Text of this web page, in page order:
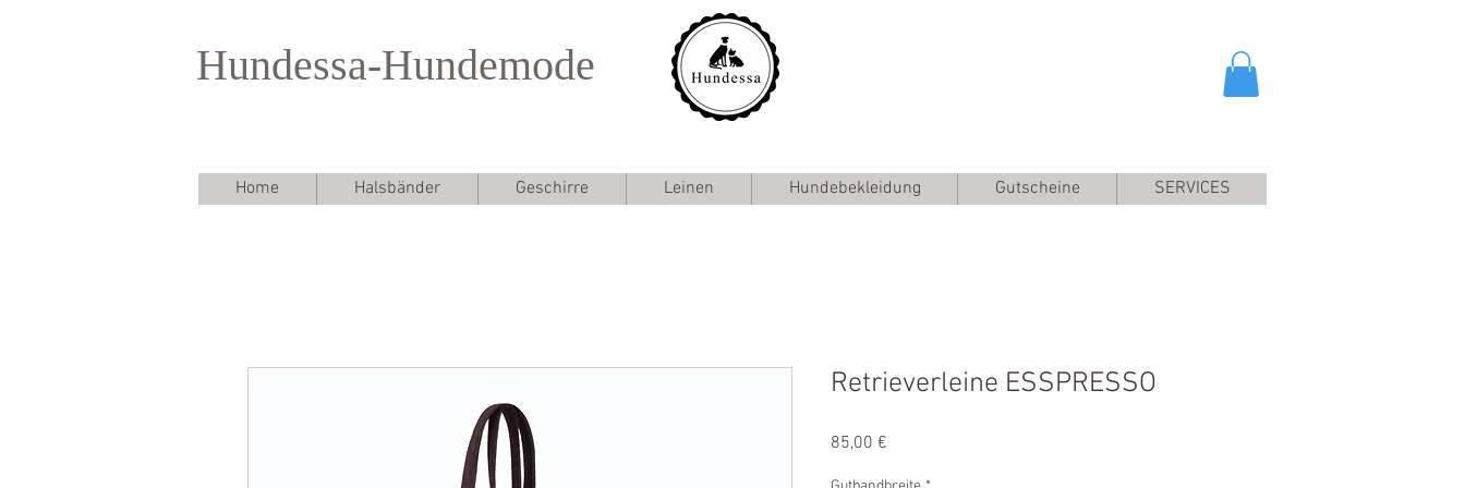
Hundessa-Hundemode
Home Halsbänder Geschirre Leinen Hundebekleidung Gutscheine SERVICES
Retrieverleine ESSPRESSO
85,00 €